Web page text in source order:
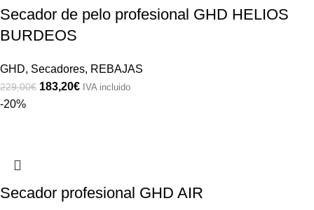
Secador de pelo profesional GHD HELIOS
BURDEOS
GHD, Secadores, REBAJAS
229,00€ 183,20€ IVA incluido
-20%
Secador profesional GHD AIR